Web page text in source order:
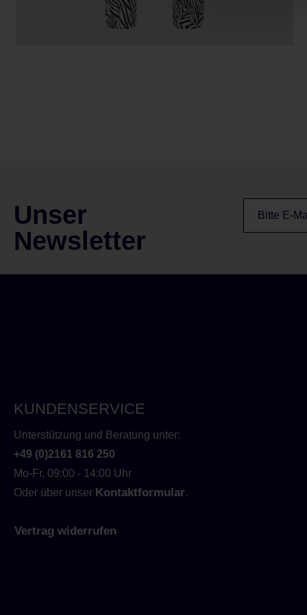
Unser
Newsletter
KUNDENSERVICE
Unterstützung und Beratung unter:
+49 (0)2161 816 250
Mo-Fr, 09:00 - 14:00 Uhr
Oder über unser Kontaktformular.
Vertrag widerrufen